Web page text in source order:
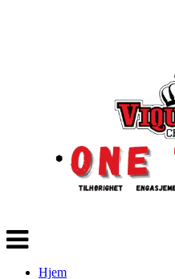
Veksle
navigasjon
Hjem